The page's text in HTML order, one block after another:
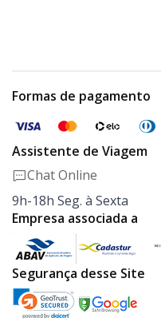
Formas de pagamento
Assistente de Viagem
Chat Online
9h-18h Seg. à Sexta
Empresa associada a
Segurança desse Site